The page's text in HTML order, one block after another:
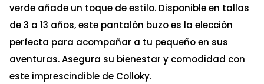
verde añade un toque de estilo. Disponible en tallas
de 3 a 13 años, este pantalón buzo es la elección
perfecta para acompañar a tu pequeño en sus
aventuras. Asegura su bienestar y comodidad con
este imprescindible de Colloky.